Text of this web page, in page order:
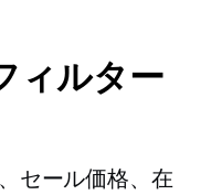
ィルター
セール価格、在